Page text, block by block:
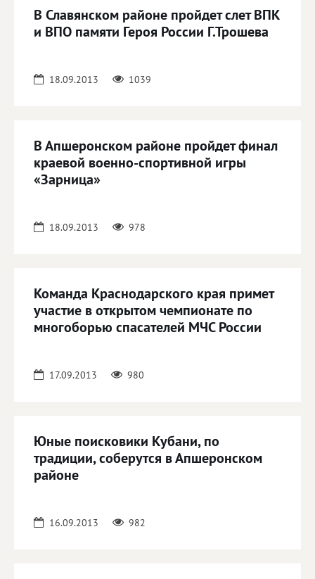
В Славянском районе пройдет слет ВПК
и ВПО памяти Героя России Г.Трошева
18.09.2013 1039
В Апшеронском районе пройдет финал
краевой военно-спортивной игры
«Зарница»
18.09.2013 978
Команда Краснодарского края примет
участие в открытом чемпионате по
многоборью спасателей МЧС России
17.09.2013 980
Юные поисковики Кубани, по
традиции, соберутся в Апшеронском
районе
16.09.2013 982